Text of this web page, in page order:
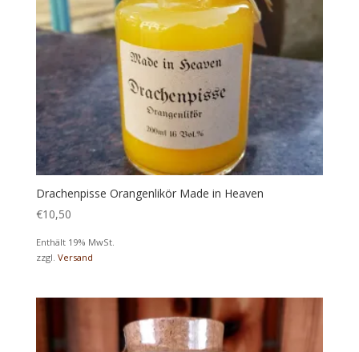
Drachenpisse Orangenlikör Made in Heaven
€10,50
Enthält 19% MwSt.
zzgl. Versand